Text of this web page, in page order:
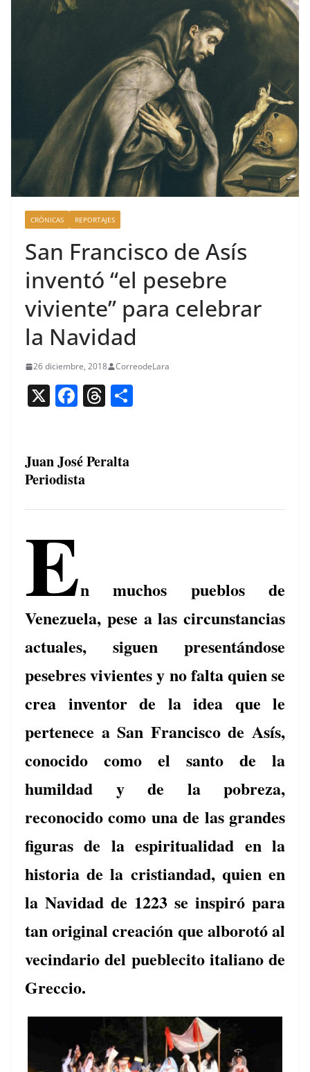
CRÓNICAS REPORTAJES
San Francisco de Asís
inventó “el pesebre
viviente” para celebrar
la Navidad
26 diciembre, 2018 CorreodeLara
X F
e
b
o
T
a
s tir
Juan José Peralta
Periodista
En muchos pueblos de
Venezuela, pese a las circunstancias
actuales, siguen presentándose
pesebres vivientes y no falta quien se
crea inventor de la idea que le
pertenece a San Francisco de Asís,
conocido como el santo de la
humildad y de la pobreza,
reconocido como una de las grandes
figuras de la espiritualidad en la
historia de la cristiandad, quien en
la Navidad de 1223 se inspiró para
tan original creación que alborotó al
vecindario del pueblecito italiano de
Greccio.